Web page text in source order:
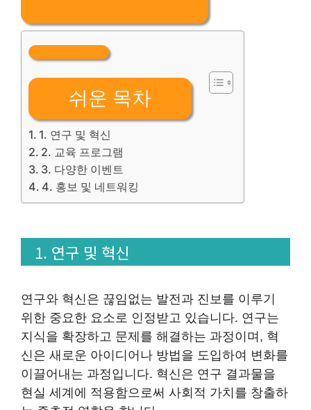
쉬운 목차
1. 연구 및 혁신
2. 교육 프로그램
3. 다양한 이벤트
4. 홍보 및 네트워킹
1. 연구 및 혁신
연구와 혁신은 끊임없는 발전과 진보를 이루기
위한 중요한 요소로 인정받고 있습니다. 연구는
지식을 확장하고 문제를 해결하는 과정이며, 혁
신은 새로운 아이디어나 방법을 도입하여 변화를
이끌어내는 과정입니다. 혁신은 연구 결과물을
현실 세계에 적용함으로써 사회적 가치를 창출하